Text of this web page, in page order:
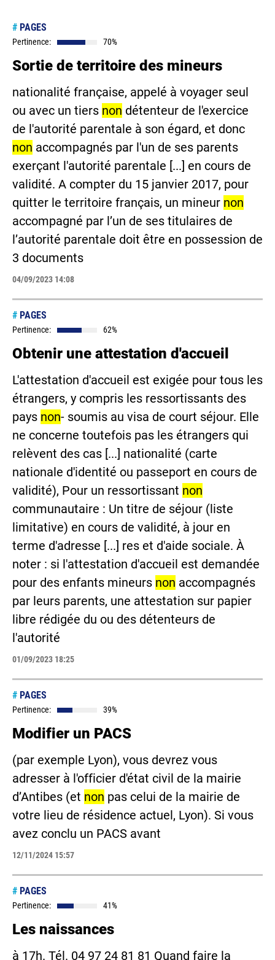
# PAGES
Pertinence: 70%
Sortie de territoire des mineurs
nationalité française, appelé à voyager seul
ou avec un tiers non détenteur de l'exercice
de l'autorité parentale à son égard, et donc
non accompagnés par l'un de ses parents
exerçant l'autorité parentale [...] en cours de
validité. A compter du 15 janvier 2017, pour
quitter le territoire français, un mineur non
accompagné par l’un de ses titulaires de
l’autorité parentale doit être en possession de
3 documents
04/09/2023 14:08
# PAGES
Pertinence: 62%
Obtenir une attestation d'accueil
L'attestation d'accueil est exigée pour tous les
étrangers, y compris les ressortissants des
pays non- soumis au visa de court séjour. Elle
ne concerne toutefois pas les étrangers qui
relèvent des cas [...] nationalité (carte
nationale d'identité ou passeport en cours de
validité), Pour un ressortissant non
communautaire : Un titre de séjour (liste
limitative) en cours de validité, à jour en
terme d'adresse [...] res et d'aide sociale. À
noter : si l'attestation d'accueil est demandée
pour des enfants mineurs non accompagnés
par leurs parents, une attestation sur papier
libre rédigée du ou des détenteurs de
l'autorité
01/09/2023 18:25
# PAGES
Pertinence: 39%
Modifier un PACS
(par exemple Lyon), vous devrez vous
adresser à l'officier d'état civil de la mairie
d’Antibes (et non pas celui de la mairie de
votre lieu de résidence actuel, Lyon). Si vous
avez conclu un PACS avant
12/11/2024 15:57
# PAGES
Pertinence: 41%
Les naissances
à 17h. Tél. 04 97 24 81 81 Quand faire la